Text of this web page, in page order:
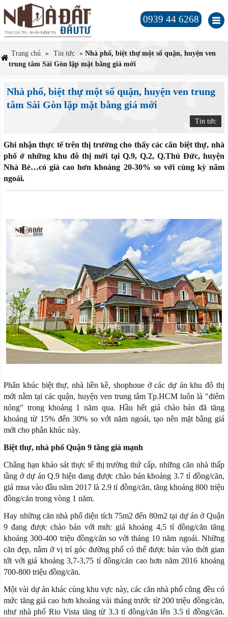
0939 44 6268
Trang chủ » Tin tức »Nhà phố, biệt thự một số quận, huyện ven
trung tâm Sài Gòn lập mặt bằng giá mới
Nhà phố, biệt thự một số quận, huyện ven trung
tâm Sài Gòn lập mặt bằng giá mới
Tin tức
Ghi nhận thực tế trên thị trường cho thấy các căn biệt thự, nhà
phố ở những khu đô thị mới tại Q.9, Q.2, Q.Thủ Đức, huyện
Nhà Bè…có giá cao hơn khoảng 20-30% so với cùng kỳ năm
ngoái.
Phân khúc biệt thự, nhà liền kề, shophoue ở các dự án khu đô thị
mới nằm tại các quận, huyện ven trung tâm Tp.HCM luôn là "điểm
nóng" trong khoảng 1 năm qua. Hầu hết giá chào bán đã tăng
khoảng từ 15% đến 30% so với năm ngoái, tạo nên mặt bằng giá
mới cho phân khúc này.
Biệt thự, nhà phố Quận 9 tăng giá mạnh
Chẳng hạn khảo sát thực tế thị trường thứ cấp, những căn nhà thấp
tầng ở dự án Q.9 hiện đang được chào bán khoảng 3.7 tỉ đồng/căn,
giá mua vào đầu năm 2017 là 2.9 tỉ đồng/căn, tăng khoảng 800 triệu
đồng/căn trong vòng 1 năm.
Hay những căn nhà phố diện tích 75m2 đến 80m2 tại dự án ở Quận
9 đang được chào bán với mức giá khoảng 4,5 tỉ đồng/căn tăng
khoảng 300-400 triệu đồng/căn so với tháng 10 năm ngoái. Những
căn đẹp, nằm ở vị trí góc đường phố có thể được bán vào thời gian
tới với giá khoảng 3,7-3,75 tỉ đồng/căn cao hơn năm 2016 khoảng
700-800 triệu đồng/căn.
Một vài dự án khác cùng khu vực này, các căn nhà phố cũng đều có
mức tăng giá cao hơn khoảng vài tháng trước từ 200 triệu đồng/căn,
như nhà phố Rio Vista tăng từ 3.3 tỉ đồng/căn lên 3.5 tỉ đồng/căn.